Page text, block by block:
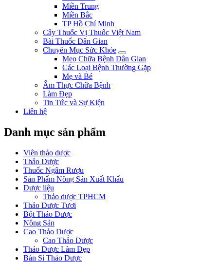
Miền Trung
Miền Bắc
TP Hồ Chí Minh
Cây Thuốc Vị Thuốc Việt Nam
Bài Thuốc Dân Gian
Chuyên Mục Sức Khỏe
Mẹo Chữa Bệnh Dân Gian
Các Loại Bệnh Thường Gặp
Mẹ và Bé
Ẩm Thực Chữa Bệnh
Làm Đẹp
Tin Tức và Sự Kiện
Liên hệ
Danh mục sản phẩm
Viên thảo dược
Thảo Dược
Thuốc Ngâm Rượu
Sản Phẩm Nông Sản Xuất Khẩu
Dược liệu
Thảo dược TPHCM
Thảo Dược Tươi
Bột Thảo Dược
Nông Sản
Cao Thảo Dược
Cao Thảo Dược
Thảo Dược Làm Đẹp
Bán Sỉ Thảo Dược